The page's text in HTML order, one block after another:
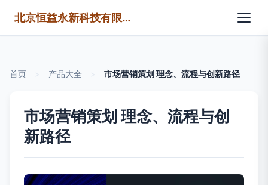
北京恒益永新科技有限公司
首页 产品大全 市场营销策划 理念、流程与创新路径
市场营销策划 理念、流程与创
新路径